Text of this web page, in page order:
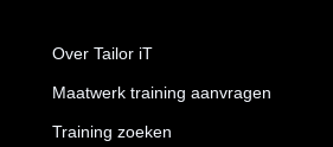
Over Tailor iT
Maatwerk training aanvragen
Training zoeken